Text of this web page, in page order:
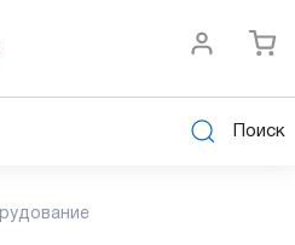
Поиск